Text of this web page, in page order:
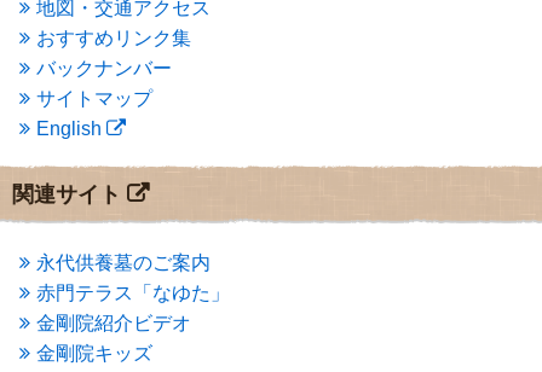
2014年9月(1)
2014年5月 (1)
2014年4月
2014年1月(1)
2013年11月 (4)
2013年10月
2013年8月
(7)
2013年7月
(7)
2013年5月(13)
2013年4月(1)
2013年3月 (4)
2013年2月(6)
2013年1月(6)
地図・交通アクセス
おすすめリンク集
バックナンバー
サイトマップ
English
関連サイト
永代供養墓のご案内
赤門テラス「なゆた」
金剛院紹介ビデオ
金剛院キッズ